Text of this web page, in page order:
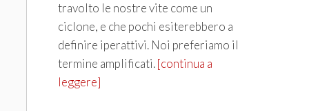
travolto le nostre vite come un
ciclone, e che pochi esiterebbero a
definire iperattivi. Noi preferiamo il
termine amplificati.[continua a
leggere]